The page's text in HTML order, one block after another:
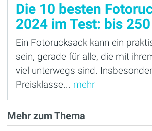
Die 10 besten
2024 im Test: bis
Ein Fotorucksack kann ein
sein, gerade für alle, die mit
viel unterwegs sind.
Preisklasse... mehr
Mehr zum Thema